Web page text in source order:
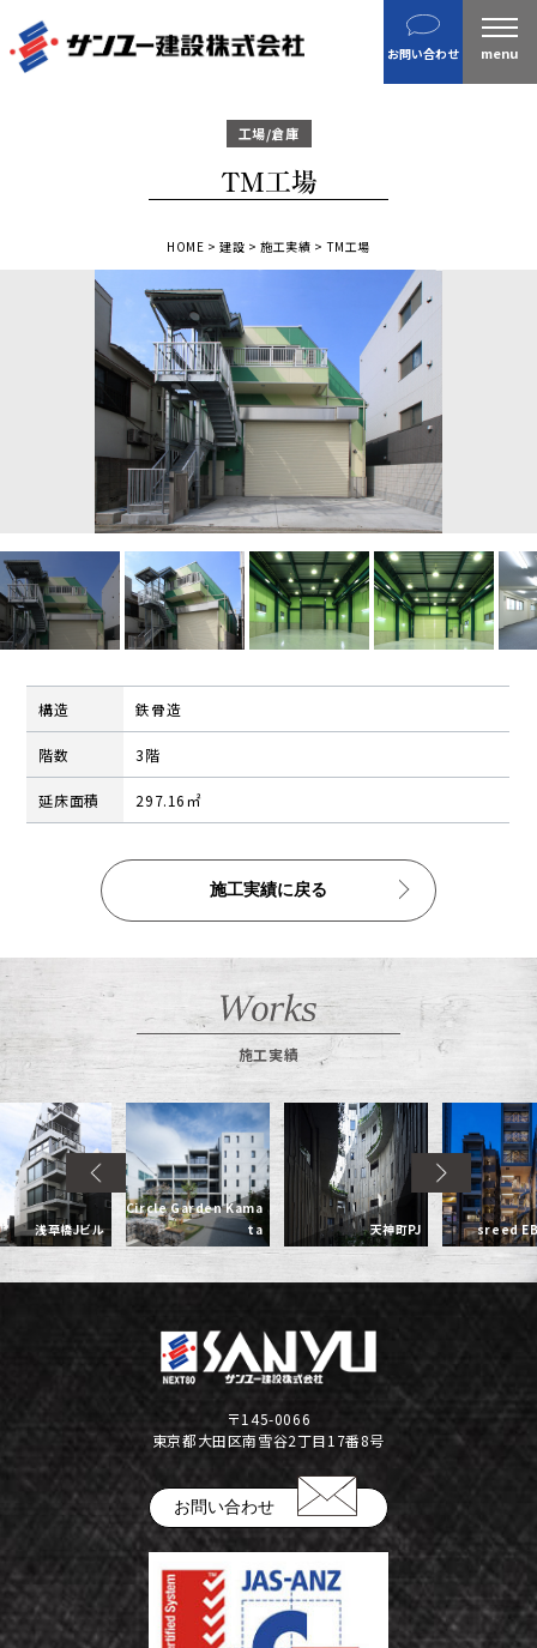
お問い合わせ
建設
私たちの目指す姿 / CSR
株主総会招集通知など
株式インフォメーション
学生の皆さまへ
会社の特徴
採用情報
（請求書関係はコチラ）
（請求書用紙ダウンロードはコチラ）
会社案内ダウンロード（PDF）
工場/倉庫
TM工場
HOME >建設 >施工実績 >TM工場
構造 鉄骨造
階数 3階
延床面積 297.16㎡
施工実績に戻る
施工実績
浅草橋Jビル
Circle Garden Kama
ta
天神町PJ sreed
〒145-0066
東京都大田区南雪谷2丁目17番8号
お問い合わせ